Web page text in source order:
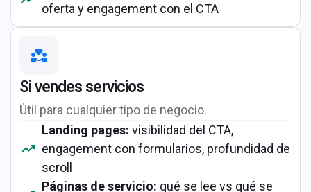
oferta y engagement con el CTA
Si vendes servicios
Útil para cualquier tipo de negocio.
Landing pages: visibilidad del CTA,
engagement con formularios, profundidad de
scroll
Páginas de servicio: qué se lee vs qué se